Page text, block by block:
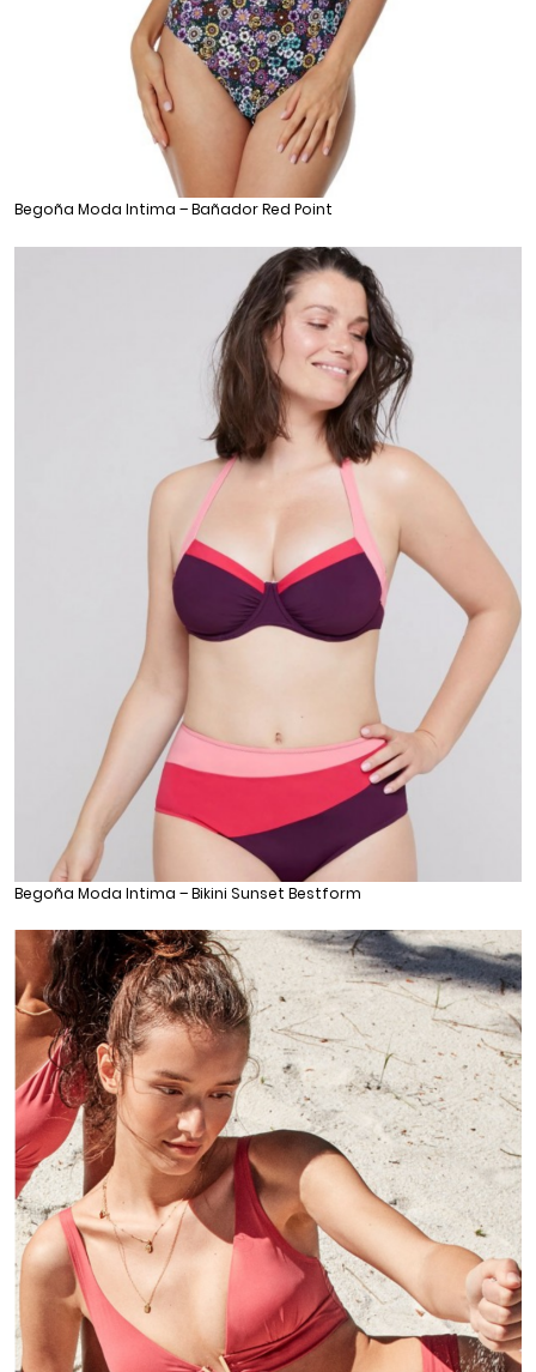
Begoña Moda Intima – Bañador Red Point
Begoña Moda Intima – Bikini Sunset Bestform